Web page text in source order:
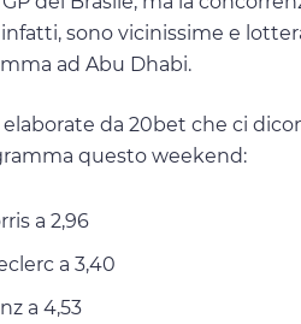
sono vicinissime e
ad Abu Dhabi.
da 20bet che ci
questo weekend:
a 2,96
a 3,40
a 4,53